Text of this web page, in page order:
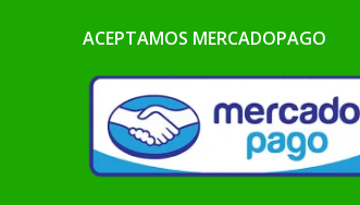
ACEPTAMOS MERCADOPAGO